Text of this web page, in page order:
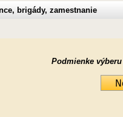
brigády, zamestnanie
Podmienke výberu